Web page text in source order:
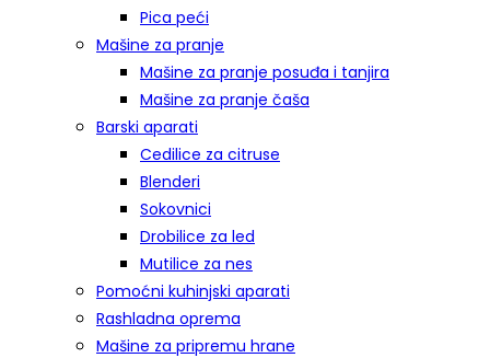
Pica peći
Mašine za pranje
Mašine za pranje posuđa i tanjira
Mašine za pranje čaša
Barski aparati
Cedilice za citruse
Blenderi
Sokovnici
Drobilice za led
Mutilice za nes
Pomoćni kuhinjski aparati
Rashladna oprema
Mašine za pripremu hrane